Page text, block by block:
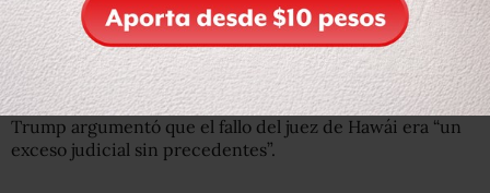
“Vamos a pelear este fallo, vamos a llevar este caso tan
lejos como sea posible, incluyendo todo el camino hasta
la Corte Suprema. Vamos a ganar“, aseguró.
Trump argumentó que el fallo del juez de Hawái era “un
exceso judicial sin precedentes”.